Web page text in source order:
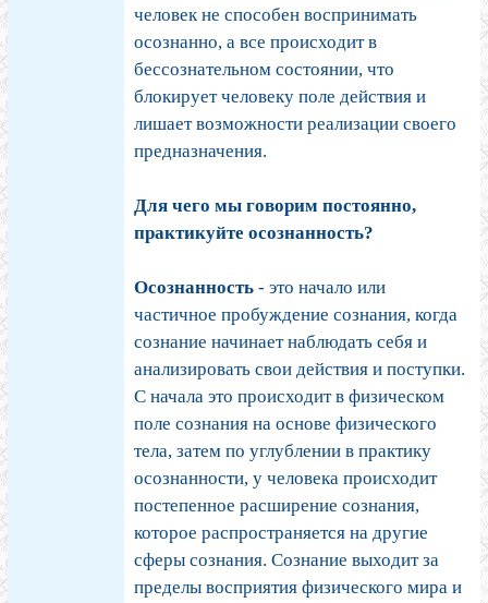
человек не способен воспринимать
осознанно, а все происходит в
бессознательном состоянии, что
блокирует человеку поле действия и
лишает возможности реализации своего
предназначения.
Для чего мы говорим постоянно,
практикуйте осознанность?
Осознанность - это начало или
частичное пробуждение сознания, когда
сознание начинает наблюдать себя и
анализировать свои действия и поступки.
С начала это происходит в физическом
поле сознания на основе физического
тела, затем по углублении в практику
осознанности, у человека происходит
постепенное расширение сознания,
которое распространяется на другие
сферы сознания. Сознание выходит за
пределы восприятия физического мира и